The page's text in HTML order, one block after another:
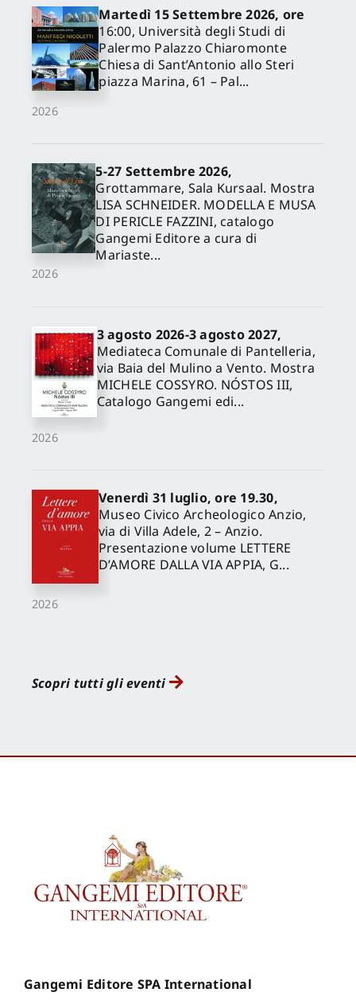
2026
Martedì 15 Settembre 2026, ore
16:00, Università degli Studi di
Palermo Palazzo Chiaromonte
Chiesa di Sant’Antonio allo Steri
piazza Marina, 61 – Pal...
2026
5-27 Settembre 2026,
Grottammare, Sala Kursaal. Mostra
LISA SCHNEIDER. MODELLA E MUSA
DI PERICLE FAZZINI, catalogo
Gangemi Editore a cura di
Mariaste...
2026
3 agosto 2026-3 agosto 2027,
Mediateca Comunale di Pantelleria,
via Baia del Mulino a Vento. Mostra
MICHELE COSSYRO. NÓSTOS III,
Catalogo Gangemi edi...
2026
Venerdì 31 luglio, ore 19.30,
Museo Civico Archeologico Anzio,
via di Villa Adele, 2 – Anzio.
Presentazione volume LETTERE
D’AMORE DALLA VIA APPIA, G...
Scopri tutti gli eventi
Gangemi Editore SPA International